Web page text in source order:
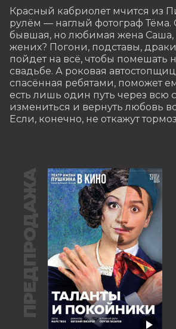
Красный кабриолет мчится из
рулём — наглый фотограф Тёма.
бывшая, но любимая жена Саша,
жених? Погони, подставы,
пойдет на всё, чтобы помешать
свадьбе. А роковая
спасённая ребятами, поможет
есть лишь один путь через всю
измениться и вернуть любовь
Если, конечно, не откажут
ПРЕДПРОДАЖА